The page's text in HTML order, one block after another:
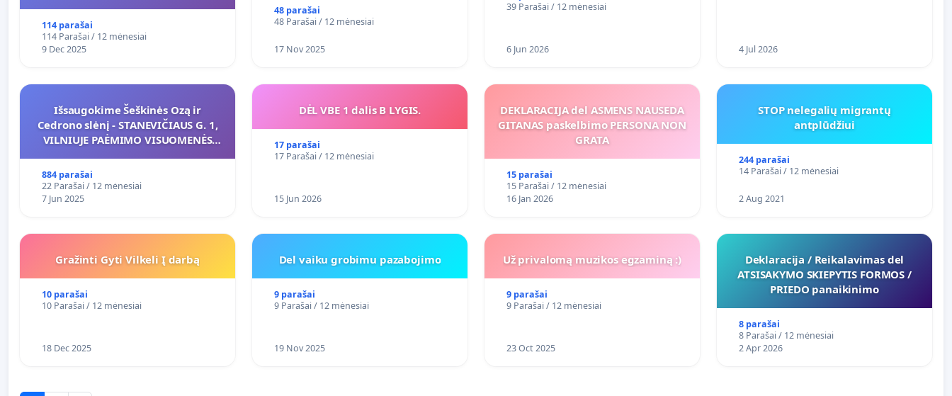
114 parašai
114 Parašai / 12 mėnesiai
9 Dec 2025
48 parašai
48 Parašai / 12 mėnesiai
17 Nov 2025
39 Parašai / 12 mėnesiai
6 Jun 2026 4 Jul 2026
Išsaugokime Šeškinės Ozą ir
Cedrono slėnį - STANEVIČIAUS G. 1,
VILNIUJE PAĖMIMO VISUOMENĖS
PRITAIKYMO VIEŠAJAI ŽELDYNŲ
FUNKCIJAI
884 parašai
22 Parašai / 12 mėnesiai
7 Jun 2025
DĖL VBE 1 dalis B LYGIS.
17 parašai
17 Parašai / 12 mėnesiai
15 Jun 2026
DEKLARACIJA del ASMENS NAUSEDA
GITANAS paskelbimo PERSONA NON
GRATA
15 parašai
15 Parašai / 12 mėnesiai
16 Jan 2026
STOP nelegalių migrantų
antplūdžiui
244 parašai
14 Parašai / 12 mėnesiai
2 Aug 2021
Gražinti Gyti Vilkeli Į darbą
10 parašai
10 Parašai / 12 mėnesiai
18 Dec 2025
Del vaiku grobimu pazabojimo
9 parašai
9 Parašai / 12 mėnesiai
19 Nov 2025
Už privalomą muzikos egzaminą :)
9 parašai
9 Parašai / 12 mėnesiai
23 Oct 2025
Deklaracija / Reikalavimas del
ATSISAKYMO SKIEPYTIS FORMOS /
PRIEDO panaikinimo
8 parašai
8 Parašai / 12 mėnesiai
2 Apr 2026